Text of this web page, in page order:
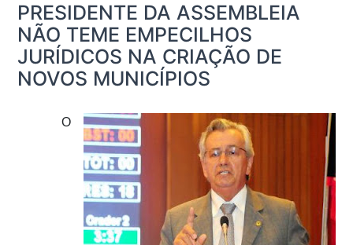
PRESIDENTE DA ASSEMBLEIA
NÃO TEME EMPECILHOS
JURÍDICOS NA CRIAÇÃO DE
NOVOS MUNICÍPIOS
O